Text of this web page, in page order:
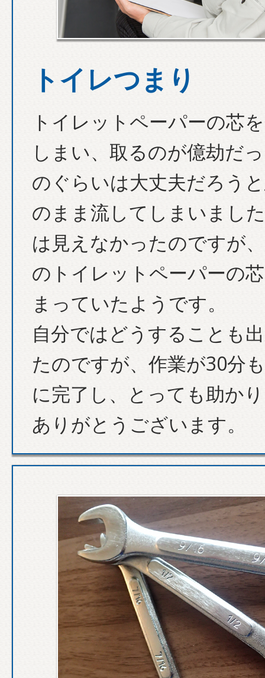
トイレつまり
トイレットペーパーの芯
しまい、取るのが億劫だ
のぐらいは大丈夫だろう
のまま流してしまいまし
は見えなかったのですが
のトイレットペーパーの
まっていたようです。
自分ではどうすることも
たのですが、作業が30分
に完了し、とっても助か
ありがとうございます。